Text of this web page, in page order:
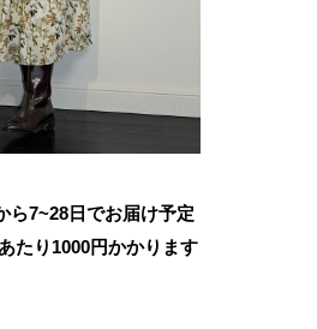
ら7~28日でお届け予定
たり 1000円かかります